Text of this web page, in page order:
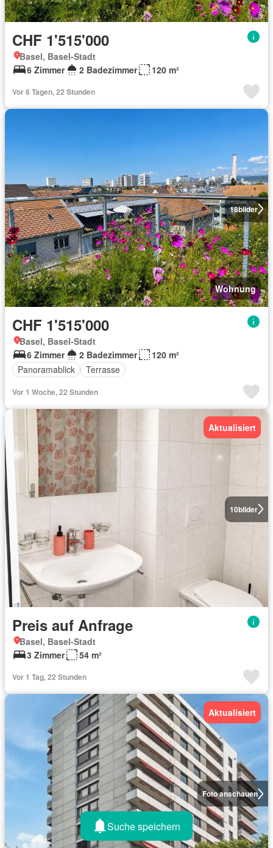
CHF 1'515'000
Basel, Basel-Stadt
6 Zimmer
2 Badezimmer 120 m²
Vor 6 Tagen, 22 Stunden
18bilder
Wohnung
CHF 1'515'000
Basel, Basel-Stadt
6 Zimmer
2 Badezimmer
120 m²
Panoramablick
Terrasse
Vor 1 Woche, 22 Stunden
10bilder
Aktualisiert
Preis auf Anfrage
Basel, Basel-Stadt
3 Zimmer
54 m²
Vor 1 Tag, 22 Stunden
Foto anschauen
Aktualisiert
Suche speichern